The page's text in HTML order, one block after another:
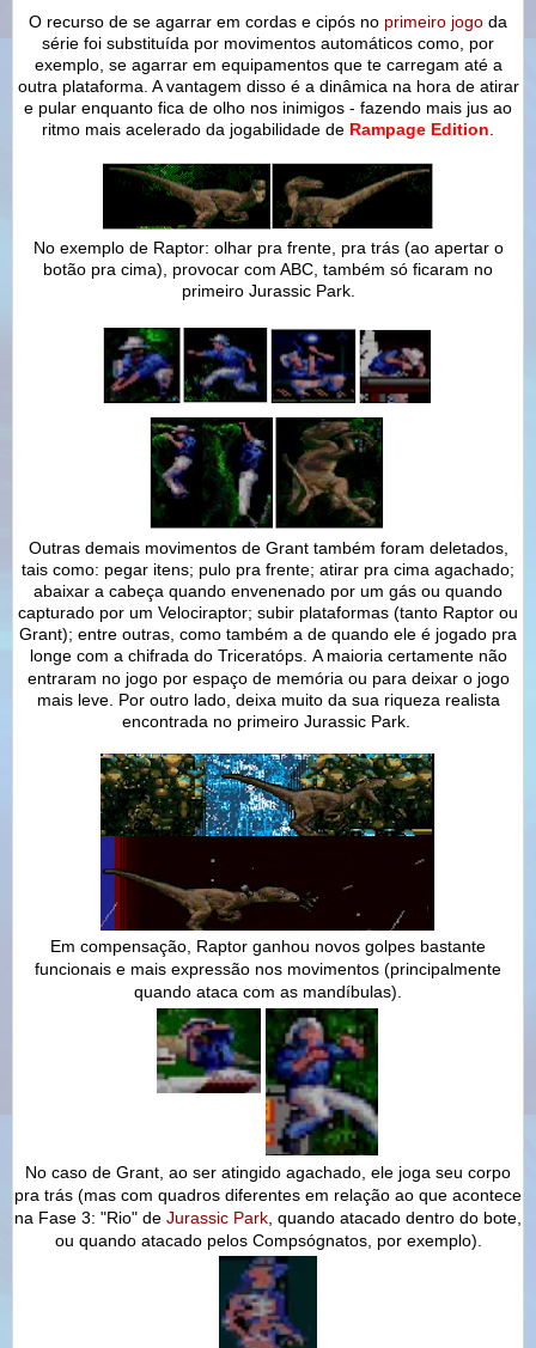
O recurso de se agarrar em cordas e cipós no primeiro jogo da
série foi substituída por movimentos automáticos como, por
exemplo, se agarrar em equipamentos que te carregam até a
outra plataforma. A vantagem disso é a dinâmica na hora de atirar
e pular enquanto fica de olho nos inimigos - fazendo mais jus ao
ritmo mais acelerado da jogabilidade de Rampage Edition
No exemplo de Raptor: olhar pra frente, pra trás (ao apertar o
botão pra cima), provocar com ABC, também só ficaram no
primeiro Jurassic Park.
Outras demais movimentos de Grant também foram deletados,
tais como: pegar itens; pulo pra frente; atirar pra cima agachado;
abaixar a cabeça quando envenenado por um gás ou quando
capturado por um Velociraptor; subir plataformas (tanto Raptor ou
Grant); entre outras, como também a de quando ele é jogado pra
longe com a chifrada do Triceratóps. A maioria certamente não
entraram no jogo por espaço de memória ou para deixar o jogo
mais leve. Por outro lado, deixa muito da sua riqueza realista
encontrada no primeiro Jurassic Park.
Em compensação, Raptor ganhou novos golpes bastante
funcionais e mais expressão nos movimentos (principalmente
quando ataca com as mandíbulas).
No caso de Grant, ao ser atingido agachado, ele joga seu corpo
pra trás (mas com quadros diferentes em relação ao que acontece
na Fase 3: "Rio" de Jurassic Park , quando atacado dentro do bote,
ou quando atacado pelos Compsógnatos, por exemplo).